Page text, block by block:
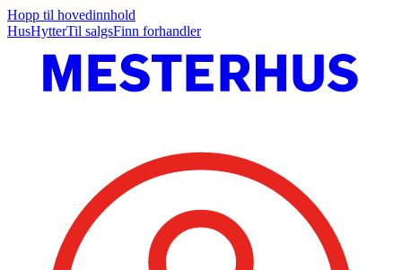
Hopp til hovedinnhold
HusHytterTil salgsFinn forhandler